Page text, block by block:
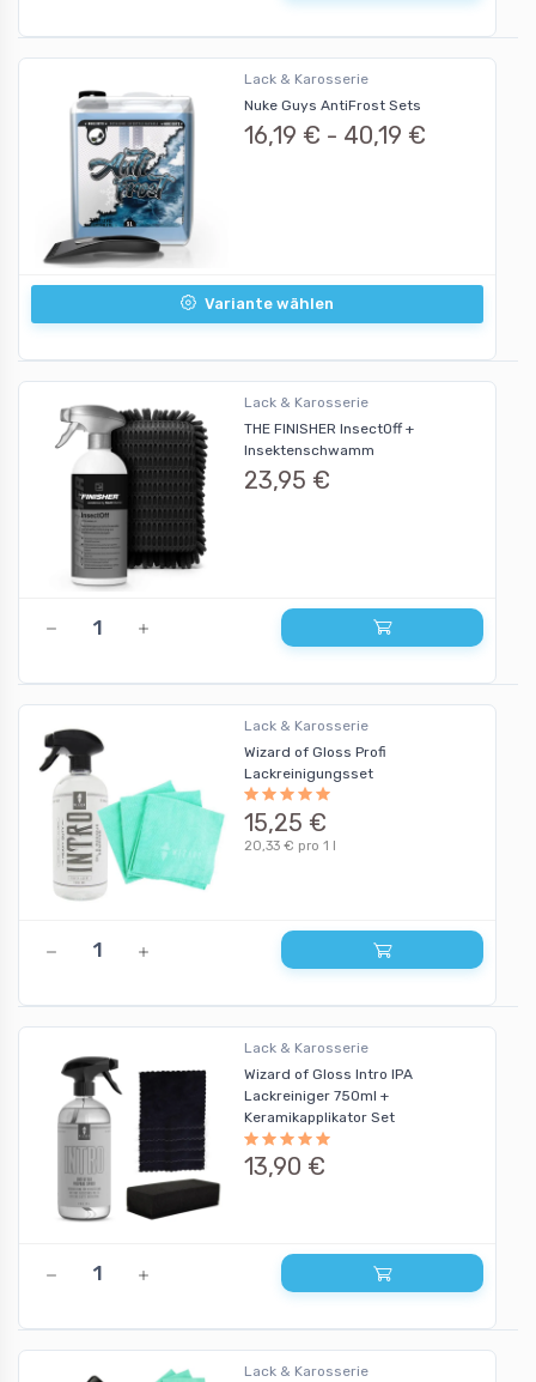
Lack & Karosserie
Nuke Guys AntiFrost Sets
16,19 € - 40,19 €
Variante wählen
Lack & Karosserie
THE FINISHER InsectOff +
Insektenschwamm
23,95 €
Lack & Karosserie
Wizard of Gloss Profi
Lackreinigungsset
15,25 €
20,33 € pro 1 l
Lack & Karosserie
Wizard of Gloss Intro IPA
Lackreiniger 750ml +
Keramikapplikator Set
13,90 €
Lack & Karosserie